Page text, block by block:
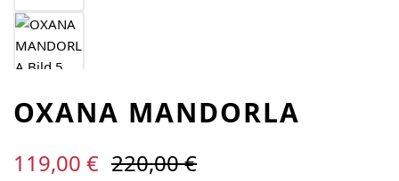
OXANA MANDORLA
Verkaufspreis:
119,00 € Regulärer Preis:
220,00 €